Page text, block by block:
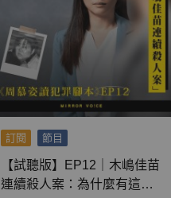
訂閱 節目
【試聽版】EP12｜木嶋佳苗
連續殺人案：為什麼有這麼